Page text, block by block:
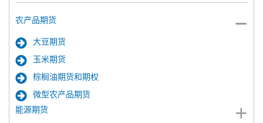
农产品期货
大豆期货
玉米期货
棕榈油期货和期权
微型农产品期货
能源期货